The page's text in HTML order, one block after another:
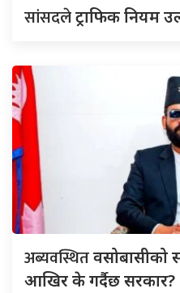
सांसदलेट्राफिक नियम
अब्यवस्थितवसोबासीको
आखिर के गर्दैछ सरकार?